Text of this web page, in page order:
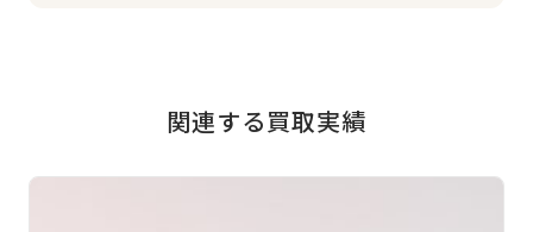
関連する買取実績